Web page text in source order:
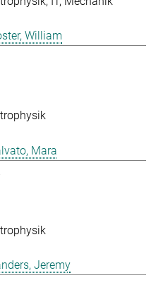
William
Mara
Jeremy